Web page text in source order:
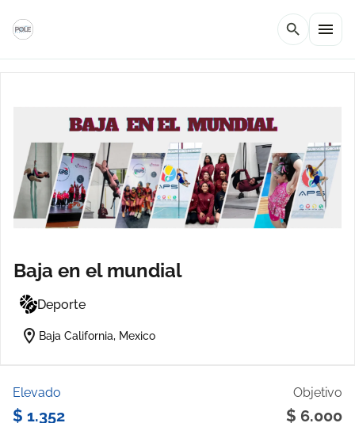
search menu
Baja en el mundial
Deporte
location_on Baja California, Mexico
Elevado Objetivo
$ 1.352 $ 6.000